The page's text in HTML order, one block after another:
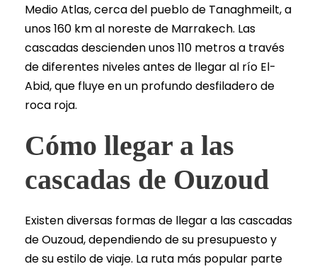
Medio Atlas, cerca del pueblo de Tanaghmeilt, a
unos 160 km al noreste de Marrakech. Las
cascadas descienden unos 110 metros a través
de diferentes niveles antes de llegar al río El-
Abid, que fluye en un profundo desfiladero de
roca roja.
Cómo llegar a las
cascadas de Ouzoud
Existen diversas formas de llegar a las cascadas
de Ouzoud, dependiendo de su presupuesto y
de su estilo de viaje. La ruta más popular parte